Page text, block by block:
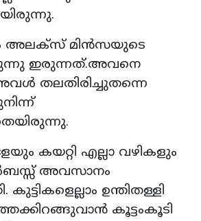
അലക്സ് മിൻസയുടെ
ഇരുന്നത്.അവനെ
തലതിരിച്ചുതന്നെ
കയറ്റി എല്ലാ വഴികളും
അവസാനം
ഉന്തിതള്ളി
കൂട്ടംകൂടി